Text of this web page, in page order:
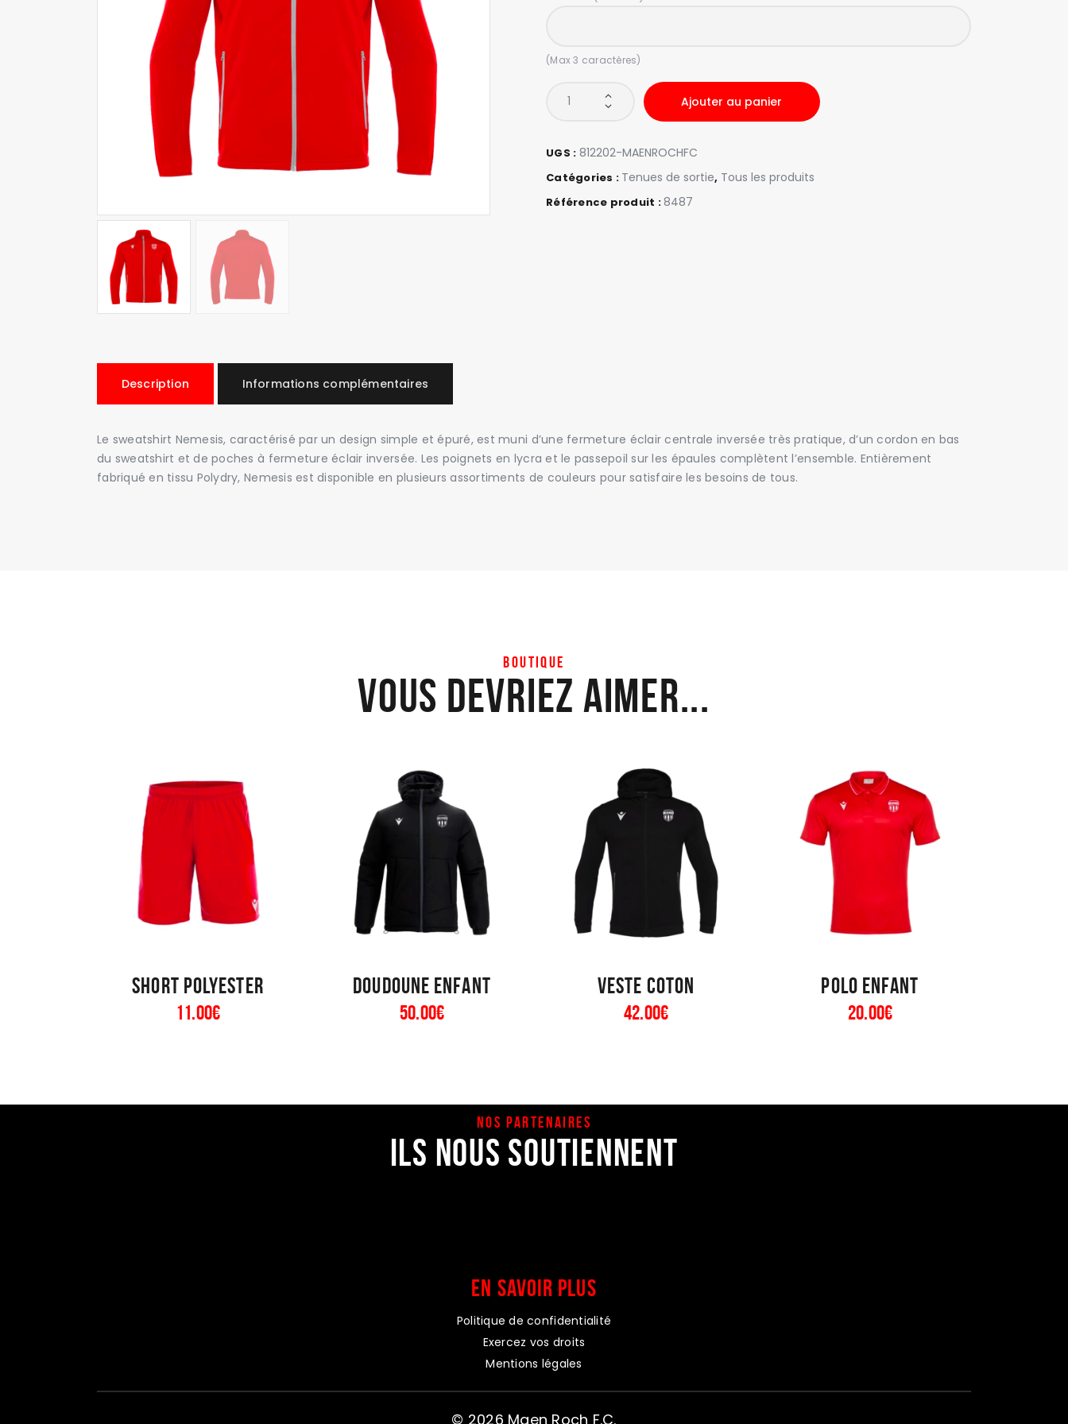
(Max 3 caractères)
Ajouter au panier
UGS : 812202-MAENROCHFC
Catégories : Tenues de sortie, Tous les produits
Référence produit : 8487
Description Informations complémentaires
Le sweatshirt Nemesis, caractérisé par un design simple et épuré, est muni d’une fermeture éclair centrale inversée très pratique, d’un cordon en bas
du sweatshirt et de poches à fermeture éclair inversée. Les poignets en lycra et le passepoil sur les épaules complètent l’ensemble. Entièrement
fabriqué en tissu Polydry, Nemesis est disponible en plusieurs assortiments de couleurs pour satisfaire les besoins de tous.
BOUTIQUE
Vous devriez aimer...
Short polyester
11.00€
Doudoune enfant
50.00€
Veste coton
42.00€
Polo enfant
20.00€
NOS PARTENAIRES
ILS NOUS SOUTIENNENT
EN SAVOIR PLUS
Politique de confidentialité
Exercez vos droits
Mentions légales
© 2026 Maen Roch F.C.